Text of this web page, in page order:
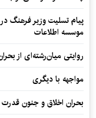
پیام تسلیت وزیر فرهنگ
موسسه اطلاعات
روایتی میان‌رشته‌ای از
مواجهه با دیگری
بحران اخلاق و جنون قدرت